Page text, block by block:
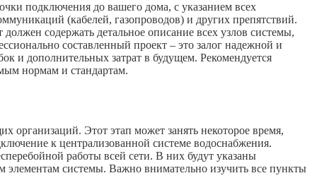
подключения до вашего дома, с указанием всех
(кабелей, газопроводов) и других препятствий.
содержать детальное описание всех узлов системы,
составленный проект – это залог надежной и
и дополнительных затрат в будущем. Рекомендуется
нормам и стандартам.
организаций. Этот этап может занять некоторое время,
к централизованной системе водоснабжения.
работы всей сети. В них будут указаны
элементам системы. Важно внимательно изучить все пункты